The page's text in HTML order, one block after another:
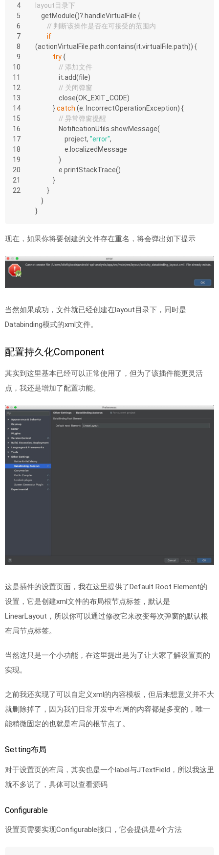
4
5
6
7
8
9
10
11
12
13
14
15
16
17
18
19
20
21
22
layout目录下
    getModule()?.handleVirtualFile {
// 判断该操作是否在可接受的范围内
if
(actionVirtualFile.path.contains(it.virtualFile.path)) {
try {
// 添加文件
                it.add(file)
// 关闭弹窗
                close(OK_EXIT_CODE)
            }
catch (e: IncorrectOperationException) {
// 异常弹窗提醒
                NotificationUtils.showMessage(
                    project,
"error",
                    e.localizedMessage
                )
                e.printStackTrace()
            }
        }
    }
}
现在，如果你将要创建的文件存在重名，将会弹出如下提示
当然如果成功，文件就已经创建在layout目录下，同时是
Databinding模式的xml文件。
配置持久化Component
其实到这里基本已经可以正常使用了，但为了该插件能更灵活
点，我还是增加了配置功能。
这是插件的设置页面，我在这里提供了Default Root Element的
设置，它是创建xml文件的布局根节点标签，默认是
LinearLayout，所以你可以通过修改它来改变每次弹窗的默认根
布局节点标签。
当然这只是一个小功能，在这里提出是为了让大家了解设置页的
实现。
之前我还实现了可以自定义xml的内容模板，但后来想意义并不大
就删除掉了，因为我们日常开发中布局的内容都是多变的，唯一
能稍微固定的也就是布局的根节点了。
Setting布局
对于设置页的布局，其实也是一个label与JTextField，所以我这里
就不多说了，具体可以查看源码
Configurable
设置页需要实现Configurable接口，它会提供是4个方法